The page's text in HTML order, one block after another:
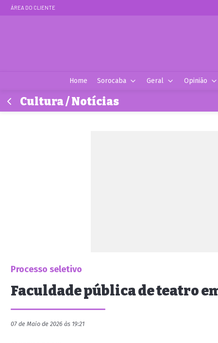
ÁREA DO CLIENTE
Home Sorocaba Geral Opinião
Cultura / Notícias
Processo seletivo
Faculdade pública de teatro
07 de Maio de 2026 às 19:21